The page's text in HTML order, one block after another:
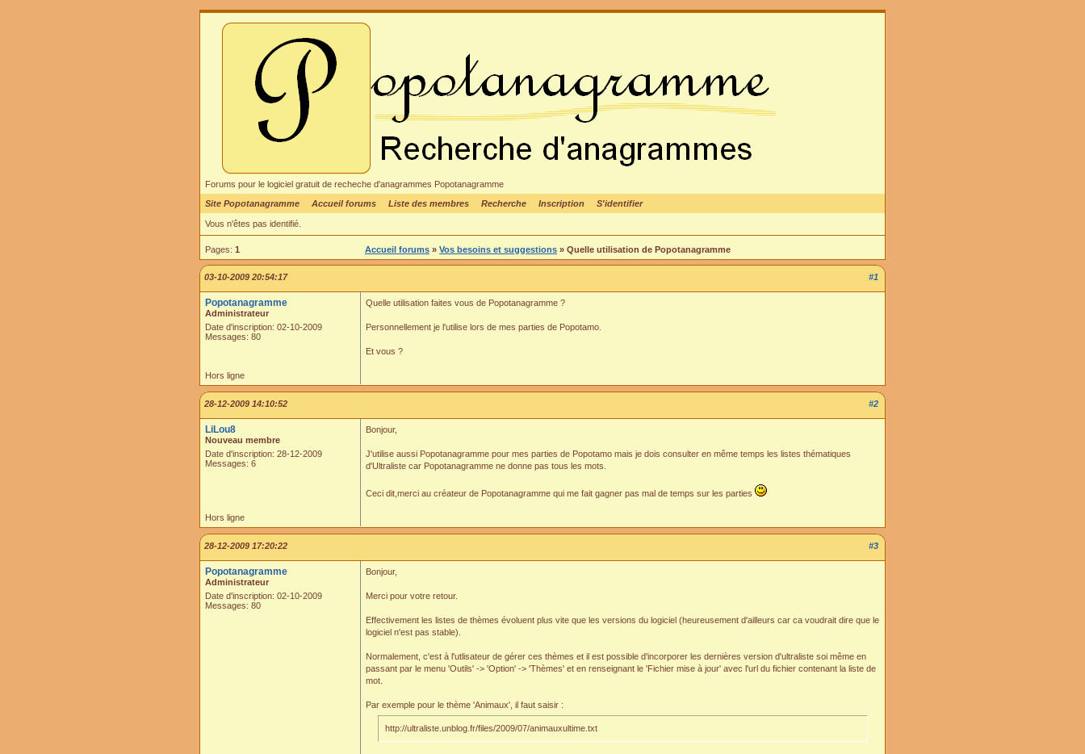
Forums pour le logiciel gratuit de recheche d'anagrammes Popotanagramme
Site Popotanagramme
Accueil forums Liste des membres Recherche Inscription S'identifier
Vous n'êtes pas identifié.
Pages: 1 Accueil forums » Vos besoins et suggestions » Quelle utilisation de Popotanagramme
#1
03-10-2009 20:54:17
Popotanagramme
Administrateur
Date d'inscription: 02-10-2009
Messages: 80
Quelle utilisation faites vous de Popotanagramme ?
Personnellement je l'utilise lors de mes parties de Popotamo.
Et vous ?
Hors ligne
#2
28-12-2009 14:10:52
LiLou8
Nouveau membre
Date d'inscription: 28-12-2009
Messages: 6
Bonjour,
J'utilise aussi Popotanagramme pour mes parties de Popotamo mais je dois consulter en même temps les listes thématiques
d'Ultraliste car Popotanagramme ne donne pas tous les mots.
Ceci dit,merci au créateur de Popotanagramme qui me fait gagner pas mal de temps sur les parties
Hors ligne
#3
28-12-2009 17:20:22
Popotanagramme
Administrateur
Date d'inscription: 02-10-2009
Messages: 80
Bonjour,
Merci pour votre retour.
Effectivement les listes de thèmes évoluent plus vite que les versions du logiciel (heureusement d'ailleurs car ca voudrait dire que le
logiciel n'est pas stable).
Normalement, c'est à l'utlisateur de gérer ces thèmes et il est possible d'incorporer les dernières version d'ultraliste soi même en
passant par le menu 'Outils' -> 'Option' -> 'Thèmes' et en renseignant le 'Fichier mise à jour' avec l'url du fichier contenant la liste de
mot.
Par exemple pour le thème 'Animaux', il faut saisir :
http://ultraliste.unblog.fr/files/2009/07/animauxultime.txt